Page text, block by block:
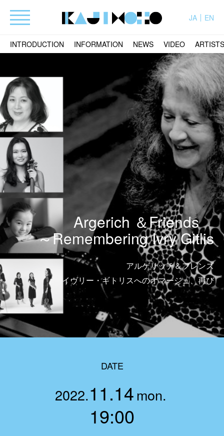
JA EN
INTRODUCTION INFORMATION NEWS VIDEO ARTISTS
Argerich ＆Friends
～Remembering Ivry Gitlis
アルゲリッチ＆フレンズ
イヴリー・ギトリスへのオマージュ、再び
DATE
2022.11.14 mon.
19:00